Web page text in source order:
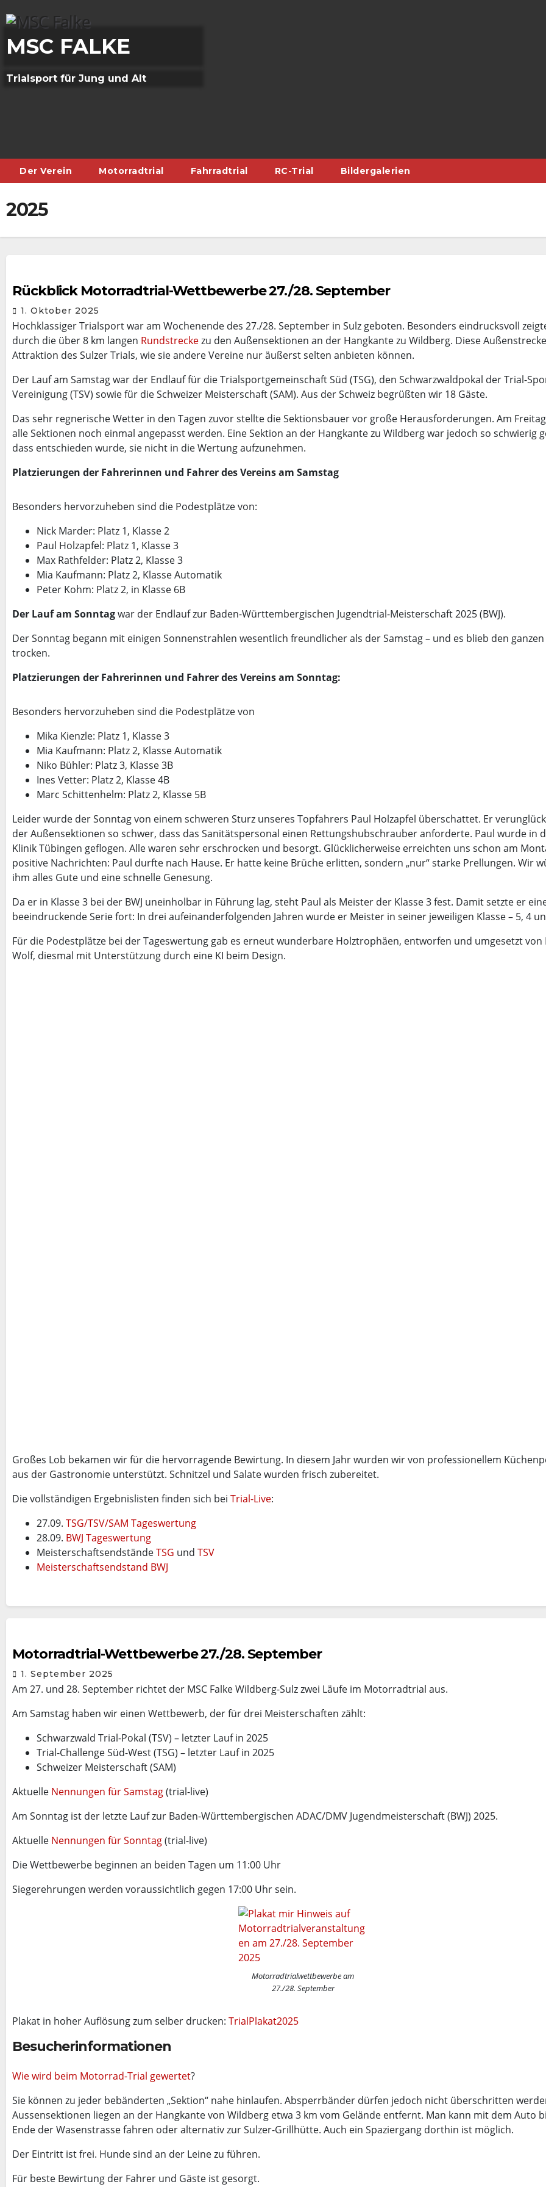
to
content
MSC FALKE
Trialsport für Jung und Alt
Der Verein Motorradtrial Fahrradtrial RC-Trial Bildergalerien
2025
Rückblick Motorradtrial-Wettbewerbe 27./28. September
1. Oktober 2025
Hochklassiger Trialsport war am Wochenende des 27./28. September in Sulz geboten. Besonders eindrucksvoll
durch die über 8 km langen Rundstreckezu den Außensektionen an der Hangkante zu Wildberg. Diese
Attraktion des Sulzer Trials, wie sie andere Vereine nur äußerst selten anbieten können.
Der Lauf am Samstag war der Endlauf für die Trialsportgemeinschaft Süd (TSG), den Schwarzwaldpokal der Trial-
Vereinigung (TSV) sowie für die Schweizer Meisterschaft (SAM). Aus der Schweiz begrüßten wir 18 Gäste.
Das sehr regnerische Wetter in den Tagen zuvor stellte die Sektionsbauer vor große Herausforderungen. Am
alle Sektionen noch einmal angepasst werden. Eine Sektion an der Hangkante zu Wildberg war jedoch so schwierig
dass entschieden wurde, sie nicht in die Wertung aufzunehmen.
Platzierungen der Fahrerinnen und Fahrer des Vereins am Samstag
Besonders hervorzuheben sind die Podestplätze von:
Nick Marder: Platz 1, Klasse 2
Paul Holzapfel: Platz 1, Klasse 3
Max Rathfelder: Platz 2, Klasse 3
Mia Kaufmann: Platz 2, Klasse Automatik
Peter Kohm: Platz 2, in Klasse 6B
Der Lauf am Sonntagwar der Endlauf zur Baden-Württembergischen Jugendtrial-Meisterschaft 2025 (BWJ).
Der Sonntag begann mit einigen Sonnenstrahlen wesentlich freundlicher als der Samstag – und es blieb den
trocken.
Platzierungen der Fahrerinnen und Fahrer des Vereins am Sonntag:
Besonders hervorzuheben sind die Podestplätze von
Mika Kienzle: Platz 1, Klasse 3
Mia Kaufmann: Platz 2, Klasse Automatik
Niko Bühler: Platz 3, Klasse 3B
Ines Vetter: Platz 2, Klasse 4B
Marc Schittenhelm: Platz 2, Klasse 5B
Leider wurde der Sonntag von einem schweren Sturz unseres Topfahrers Paul Holzapfel überschattet. Er
der Außensektionen so schwer, dass das Sanitätspersonal einen Rettungshubschrauber anforderte. Paul wurde in
Klinik Tübingen geflogen. Alle waren sehr erschrocken und besorgt. Glücklicherweise erreichten uns schon am
positive Nachrichten: Paul durfte nach Hause. Er hatte keine Brüche erlitten, sondern „nur“ starke Prellungen. Wir
ihm alles Gute und eine schnelle Genesung.
Da er in Klasse 3 bei der BWJ uneinholbar in Führung lag, steht Paul als Meister der Klasse 3 fest. Damit setzte er
beeindruckende Serie fort: In drei aufeinanderfolgenden Jahren wurde er Meister in seiner jeweiligen Klasse – 5, 4
Für die Podestplätze bei der Tageswertung gab es erneut wunderbare Holztrophäen, entworfen und umgesetzt von
Wolf, diesmal mit Unterstützung durch eine KI beim Design.
Großes Lob bekamen wir für die hervorragende Bewirtung. In diesem Jahr wurden wir von professionellem
aus der Gastronomie unterstützt. Schnitzel und Salate wurden frisch zubereitet.
Die vollständigen Ergebnislisten finden sich bei Trial-Live:
27.09. TSG/TSV/SAM Tageswertung
28.09. BWJ Tageswertung
MeisterschaftsendständeTSG und TSV
Meisterschaftsendstand BWJ
Motorradtrial-Wettbewerbe 27./28. September
1. September 2025
Am 27. und 28. September richtet der MSC Falke Wildberg-Sulz zwei Läufe im Motorradtrial aus.
Am Samstag haben wir einen Wettbewerb, der für drei Meisterschaften zählt:
Schwarzwald Trial-Pokal (TSV) – letzter Lauf in 2025
Trial-Challenge Süd-West (TSG) – letzter Lauf in 2025
Schweizer Meisterschaft (SAM)
Aktuelle Nennungen für Samstag(trial-live)
Am Sonntag ist der letzte Lauf zur Baden-Württembergischen ADAC/DMV Jugendmeisterschaft (BWJ) 2025.
Aktuelle Nennungen für Sonntag(trial-live)
Die Wettbewerbe beginnen an beiden Tagen um 11:00 Uhr
Siegerehrungen werden voraussichtlich gegen 17:00 Uhr sein.
Motorradtrialwettbewerbe am
27./28. September
Plakat in hoher Auflösung zum selber drucken: TrialPlakat2025
Besucherinformationen
Wie wird beim Motorrad-Trial gewertet?
Sie können zu jeder bebänderten „Sektion“ nahe hinlaufen. Absperrbänder dürfen jedoch nicht überschritten
Aussensektionen liegen an der Hangkante von Wildberg etwa 3 km vom Gelände entfernt. Man kann mit dem Auto
Ende der Wasenstrasse fahren oder alternativ zur Sulzer-Grillhütte. Auch ein Spaziergang dorthin ist möglich.
Der Eintritt ist frei. Hunde sind an der Leine zu führen.
Für beste Bewirtung der Fahrer und Gäste ist gesorgt.